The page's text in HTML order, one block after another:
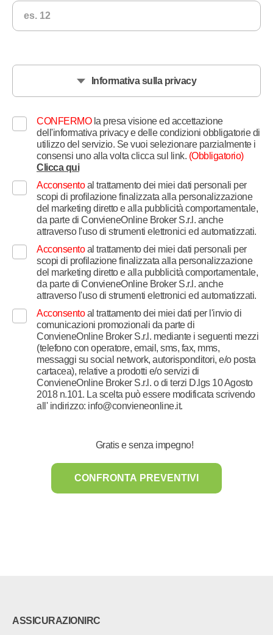
Informativa sulla privacy
CONFERMOla presa visione ed accettazione
dell'informativa privacy e delle condizioni obbligatorie di
utilizzo del servizio. Se vuoi selezionare parzialmente i
consensi uno alla volta clicca sul link. (Obbligatorio)
Clicca qui
Acconsentoal trattamento dei miei dati personali per
scopi di profilazione finalizzata alla personalizzazione
del marketing diretto e alla pubblicità comportamentale,
da parte di ConvieneOnline Broker S.r.l. anche
attraverso l'uso di strumenti elettronici ed automatizzati.
Acconsentoal trattamento dei miei dati personali per
scopi di profilazione finalizzata alla personalizzazione
del marketing diretto e alla pubblicità comportamentale,
da parte di ConvieneOnline Broker S.r.l. anche
attraverso l'uso di strumenti elettronici ed automatizzati.
Acconsentoal trattamento dei miei dati per l'invio di
comunicazioni promozionali da parte di
ConvieneOnline Broker S.r.l. mediante i seguenti mezzi
(telefono con operatore, email, sms, fax, mms,
messaggi su social network, autorisponditori, e/o posta
cartacea), relative a prodotti e/o servizi di
ConvieneOnline Broker S.r.l. o di terzi D.lgs 10 Agosto
2018 n.101. La scelta può essere modificata scrivendo
all' indirizzo: info@convieneonline.it.
Gratis e senza impegno!
ASSICURAZIONIRC